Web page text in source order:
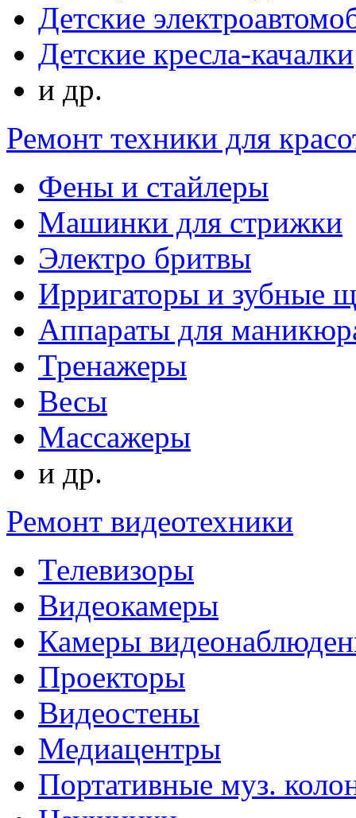
Детские
Детские кресла-качалки
и др.
Ремонт техники для
Фены и стайлеры
Машинки для стрижки
Электро бритвы
Ирригаторы и зубные
Аппараты для
Тренажеры
Весы
Массажеры
и др.
Ремонт видеотехники
Телевизоры
Видеокамеры
Камеры
Проекторы
Видеостены
Медиацентры
Портативные муз.